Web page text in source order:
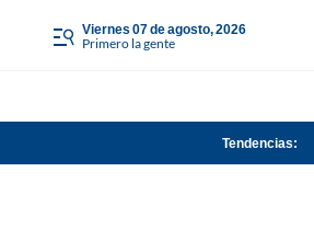
viernes 07 de agosto, 2026
Primero la gente
Tendencias: